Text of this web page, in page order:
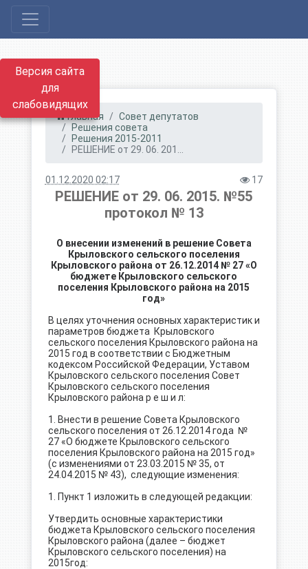
Версия сайта
для
слабовидящих
Главная
Совет депутатов
Решения совета
Решения 2015-2011
РЕШЕНИЕ от 29. 06. 201...
01.12.2020 02:17 17
РЕШЕНИЕ от 29. 06. 2015. №55
протокол № 13
О внесении изменений в решение Совета
Крыловского сельского поселения
Крыловского района от 26.12.2014 № 27 «О
бюджете Крыловского сельского
поселения Крыловского района на 2015
год»
В целях уточнения основных характеристик и
параметров бюджета Крыловского
сельского поселения Крыловского района на
2015 год в соответствии с Бюджетным
кодексом Российской Федерации, Уставом
Крыловского сельского поселения Совет
Крыловского сельского поселения
Крыловского района р е ш и л:
1. Внести в решение Совета Крыловского
сельского поселения от 26.12.2014 года №
27 «О бюджете Крыловского сельского
поселения Крыловского района на 2015 год»
(с изменениями от 23.03.2015 № 35, от
24.04.2015 № 43), следующие изменения:
1. Пункт 1 изложить в следующей редакции:
Утвердить основные характеристики
бюджета Крыловского сельского поселения
Крыловского района (далее – бюджет
Крыловского сельского поселения) на
2015год: